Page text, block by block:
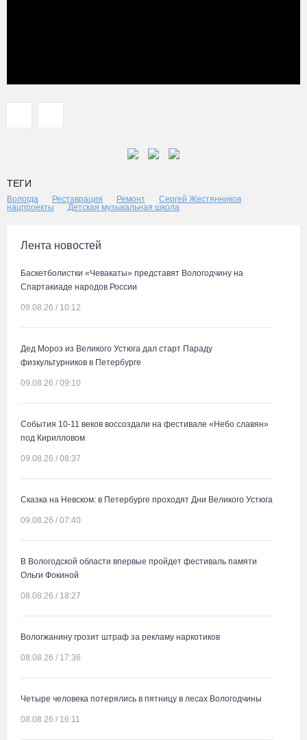
ТЕГИ
Вологда Реставрация Ремонт
Сергей Жестянников
нацпроекты
Детская музыкальная школа
Лента новостей
Баскетболистки «Чевакаты» представят Вологодчину на
Спартакиаде народов России
09.08.26 / 10:12
Дед Мороз из Великого Устюга дал старт Параду
физкультурников в Петербурге
09.08.26 / 09:10
События 10-11 веков воссоздали на фестивале «Небо славян»
под Кирилловом
09.08.26 / 08:37
Сказка на Невском: в Петербурге проходят Дни Великого Устюга
09.08.26 / 07:40
В Вологодской области впервые пройдет фестиваль памяти
Ольги Фокиной
08.08.26 / 18:27
Вологжанину грозит штраф за рекламу наркотиков
08.08.26 / 17:36
Четыре человека потерялись в пятницу в лесах Вологодчины
08.08.26 / 16:11